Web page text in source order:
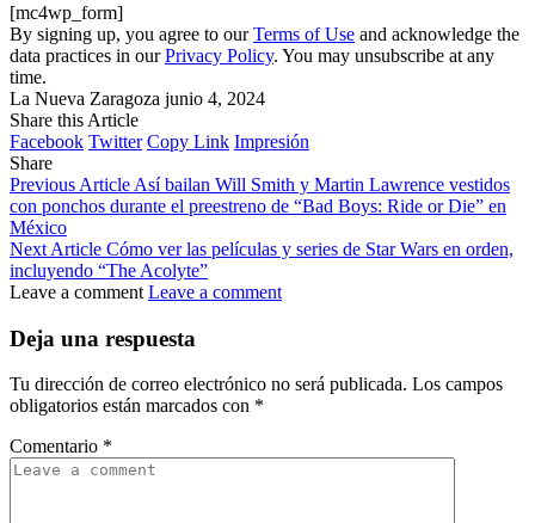
[mc4wp_form]
By signing up, you agree to ourTerms of Use and acknowledge the
data practices in ourPrivacy Policy. You may unsubscribe at any
time.
La Nueva Zaragoza junio 4, 2024
Share this Article
Facebook Twitter Copy Link Impresión
Share
Previous Article Así bailan Will Smith y Martin Lawrence vestidos
con ponchos durante el preestreno de “Bad Boys: Ride or Die” en
México
Next Article Cómo ver las películas y series de Star Wars en orden,
incluyendo “The Acolyte”
Leave a comment Leave a comment
Deja una respuesta
Tu dirección de correo electrónico no será publicada. Los campos
obligatorios están marcados con *
Comentario *